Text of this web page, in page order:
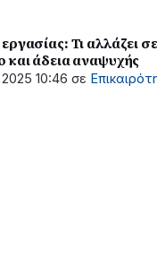
Τι αλλάζει
και άδεια αναψυχής
10:46 σε